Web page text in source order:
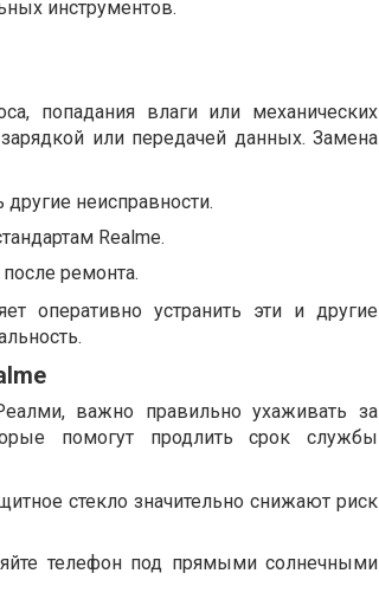
инструментов.
попадания влаги или механических
или передачей данных. Замена
неисправности.
Realme.
ремонта.
оперативно устранить эти и другие
важно правильно ухаживать за
помогут продлить срок службы
стекло значительно снижают риск
телефон под прямыми солнечными